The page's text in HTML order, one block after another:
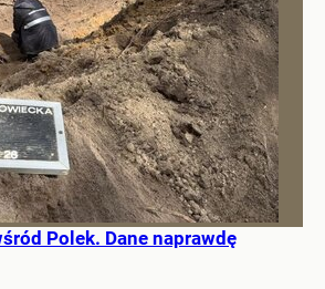
Polek. Dane naprawdę